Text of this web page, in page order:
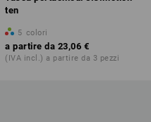
ten
5 colori
a partire da 23,06 €
(IVA incl.) a partire da 3 pezzi